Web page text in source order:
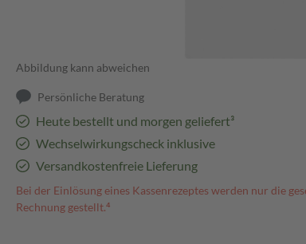
Abbildung kann abweichen
Persönliche Beratung
Heute bestellt und morgen geliefert³
Wechselwirkungscheck inklusive
Versandkostenfreie Lieferung
Bei der Einlösung eines Kassenrezeptes werden nur die
Rechnung gestellt.⁴